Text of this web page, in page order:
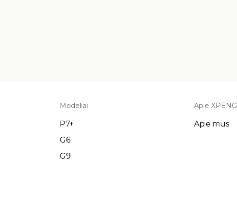
Modeliai
P7+
G6
G9
Apie XPENG
Apie mus